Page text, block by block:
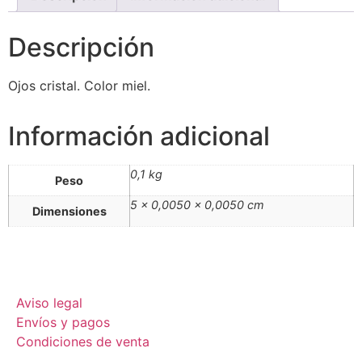
Descripción
Ojos cristal. Color miel.
Información adicional
Peso 0,1 kg
Dimensiones 5 × 0,0050 × 0,0050 cm
Aviso legal
Envíos y pagos
Condiciones de venta